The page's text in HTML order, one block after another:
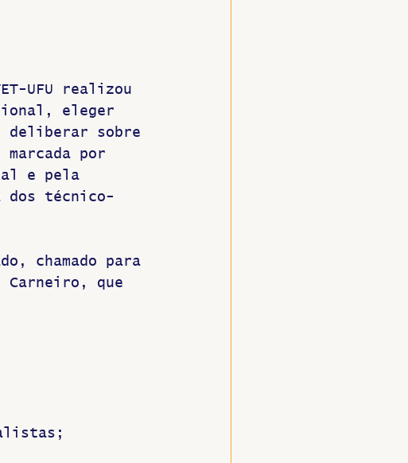
UFU realizou
eleger
deliberar sobre
por
e pela
dos técnico-
chamado para
Carneiro, que